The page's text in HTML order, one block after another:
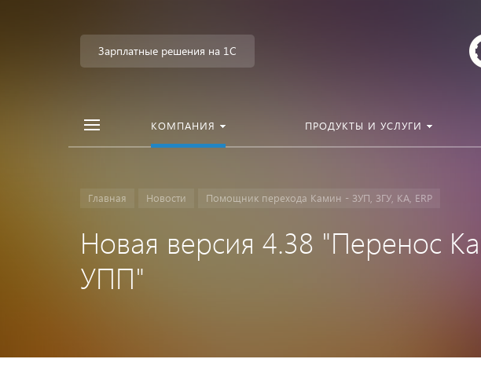
Зарплатные решения на 1С
КОМПАНИЯ ПРОДУКТЫ И УСЛУГИ
Главная Новости Помощник перехода Камин - ЗУП, ЗГУ, КА, ERP
Новая версия 4.38 "Перенос
УПП"